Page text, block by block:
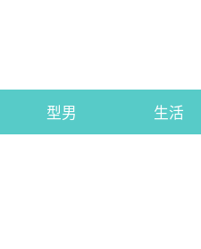
型男 生活